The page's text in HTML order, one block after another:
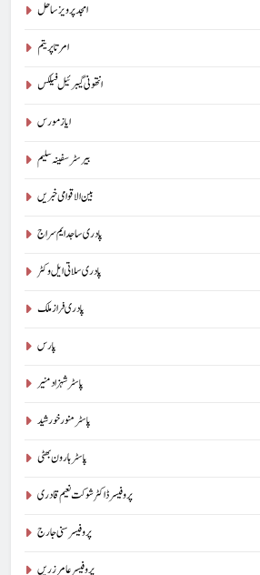
امجد پرویز ساحل
امرتا پریتم
انتھونی گیبرئیل فیلکس
ایاز مورس
بیرسٹرسفینہ سلیم
بین الاقوامی خبریں
پادری ساجد ایم سراج
پادری سلاتی ایل وکٹر
پادری فراز ملک
پارس
پاسٹر شہزاد منیر
پاسٹر منور خورشید
پاسٹر ہارون بھٹی
پروفیسر ڈاکٹر شوکت نعیم قادری
پروفیسر سنی جارج
پروفیسر عامر زریں